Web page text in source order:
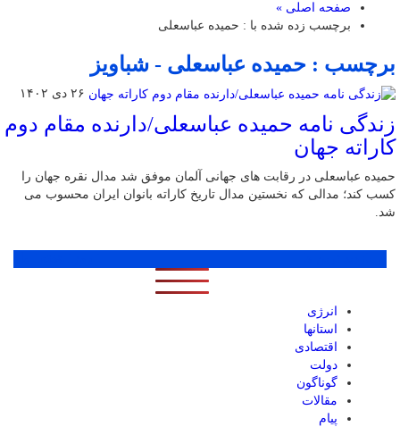
صفحه اصلی »
برچسب زده شده با : حمیده عباسعلی
برچسب : حمیده عباسعلی - شباویز
۲۶ دی ۱۴۰۲
زندگی نامه حمیده عباسعلی/دارنده مقام دوم
کاراته جهان
حمیده عباسعلی در رقابت های جهانی آلمان موفق شد مدال نقره جهان را
کسب کند؛ مدالی که نخستین مدال تاریخ کاراته بانوان ایران محسوب می
شد.
انرژی
استانها
اقتصادی
دولت
گوناگون
مقالات
پیام